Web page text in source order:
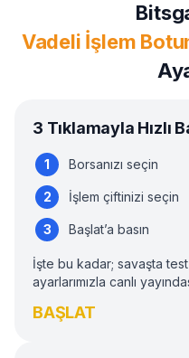
Vadeli İşlem
3 Tıklamayla Hızlı
Borsanızı seçin
İşlem çiftinizi seçin
Başlat’a basın
İşte bu kadar; savaşta test
ayarlarımızla canlı
BAŞLAT